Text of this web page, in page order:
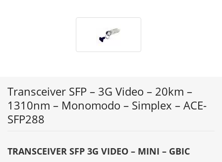
Transceiver SFP – 3G Video – 20km –
1310nm – Monomodo – Simplex – ACE-
SFP288
TRANSCEIVER SFP 3G VIDEO – MINI – GBIC